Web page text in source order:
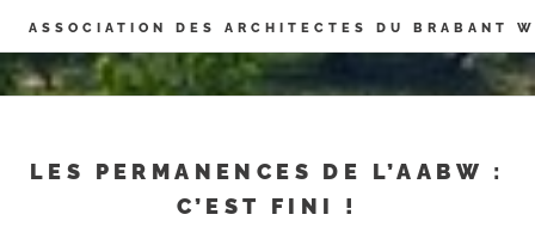
Panneau de gestion des cookies
ASSOCIATION DES ARCHITECTES DU BRABANT
LES PERMANENCES DE L’AABW :
C’EST FINI !